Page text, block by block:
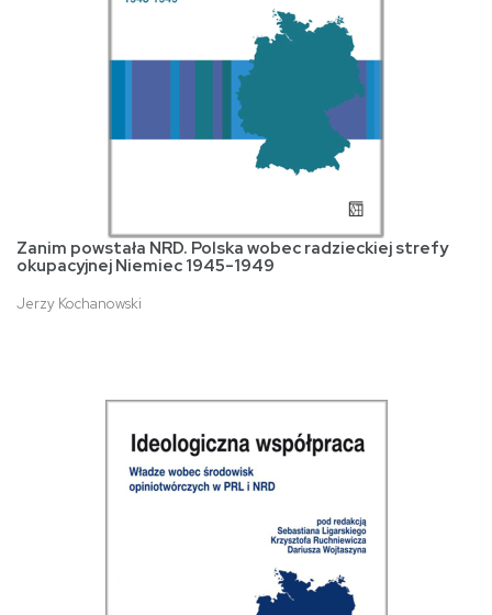
Zanim powstała NRD. Polska wobec radzieckiej strefy
okupacyjnej Niemiec 1945-1949
Jerzy Kochanowski